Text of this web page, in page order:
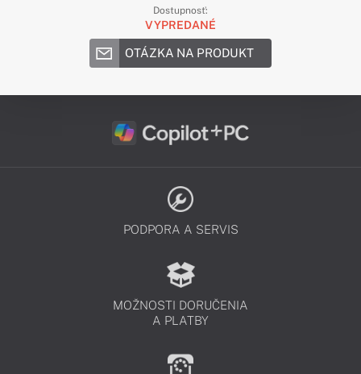
Dostupnosť:
VYPREDANÉ
OTÁZKA NA PRODUKT
PODPORA A SERVIS
MOŽNOSTI DORUČENIA
A PLATBY